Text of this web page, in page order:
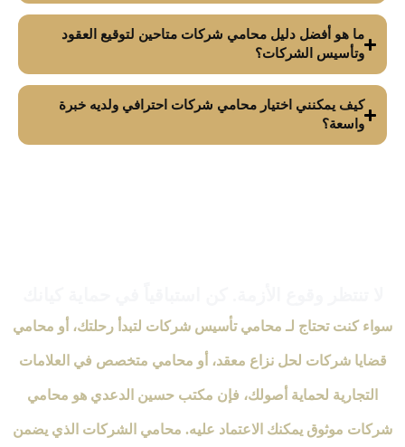
ما هو أفضل دليل محامي شركات متاحين لتوقيع العقود
وتأسيس الشركات؟
كيف يمكنني اختيار محامي شركات احترافي ولديه خبرة
واسعة؟
سواء كنت تحتاج لـ محامي تأسيس شركات لتبدأ رحلتك، أو محامي
قضايا شركات لحل نزاع معقد، أو محامي متخصص في العلامات
التجارية لحماية أصولك، فإن مكتب حسين الدعدي هو محامي
شركات موثوق يمكنك الاعتماد عليه. محامي الشركات الذي يضمن